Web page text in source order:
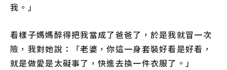
我。」
看樣子媽媽醉得把我當成了爸爸了，於是我就冒一次
險，我對她說：「老婆，你這一身套裝好看是好看，
就是做愛是太礙事了，快進去換一件衣服了。」